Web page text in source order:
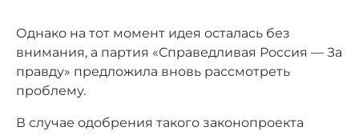
Однако на тот момент идея осталась без
внимания, а партия «Справедливая Россия — За
правду» предложила вновь рассмотреть
проблему.
В случае одобрения такого законопроекта